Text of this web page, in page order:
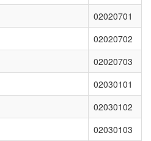
02020701
02020702
02020703
02030101
02030102
02030103